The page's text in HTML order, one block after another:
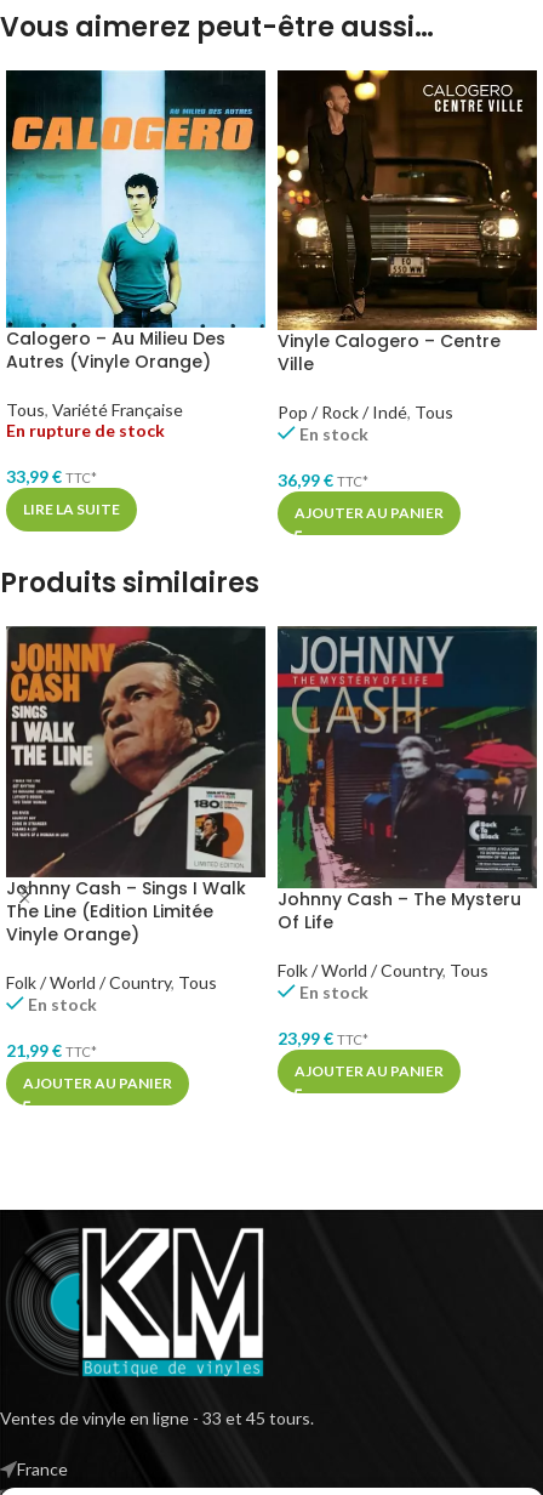
Vous aimerez peut-être aussi…
Calogero – Au Milieu Des
Autres (Vinyle Orange)
Tous, Variété Française
En rupture de stock
33,99€ TTC*
LIRE LA SUITE
Vinyle Calogero – Centre
Ville
Pop / Rock / Indé, Tous
En stock
36,99€ TTC*
AJOUTER AU PANIER
Produits similaires
Johnny Cash – Sings I Walk
The Line (Edition Limitée
Vinyle Orange)
Folk / World / Country, Tous
En stock
21,99€ TTC*
AJOUTER AU PANIER
Johnny Cash – The Mysteru
Of Life
Folk / World / Country, Tous
En stock
23,99€ TTC*
AJOUTER AU PANIER
Ventes de vinyle en ligne - 33 et 45 tours.
France